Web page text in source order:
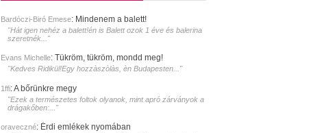
Bardóczi-Biró Emese: Mindenem a balett!
"Hát igen nehéz a balett!én is Balett ozok 1 éve és balerina
szeretnék..."
Evans Michelle: Tükröm, tükröm, mondd meg!
"Kedves Ridikül!Egy hozzàszòlàs, èn Budapesten..."
1ffi:A bőrünkre megy
"Ezek a természetes foltok olyanok, mint apró zárványok a
drágakőben:..."
oraveczné: Érdi emlékek nyomában